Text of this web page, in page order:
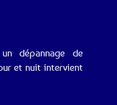
dépannage de
et nuit intervient